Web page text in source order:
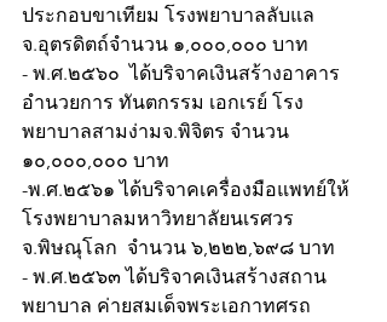
ประกอบขาเทียม โรงพยาบาลลับแล
จ.อุตรดิตถ์จำนวน ๑,๐๐๐,๐๐๐ บาท
- พ.ศ.๒๕๖๐  ได้บริจาคเงินสร้างอาคาร
อำนวยการ ทันตกรรม เอกเรย์ โรง
พยาบาลสามง่ามจ.พิจิตร จำนวน
๑๐,๐๐๐,๐๐๐ บาท
-พ.ศ.๒๕๖๑ ได้บริจาคเครื่องมือแพทย์ให้
โรงพยาบาลมหาวิทยาลัยนเรศวร
จ.พิษณุโลก  จำนวน ๖,๒๒๒,๖๙๘ บาท
- พ.ศ.๒๕๖๓ ได้บริจาคเงินสร้างสถาน
พยาบาล ค่ายสมเด็จพระเอกาทศรถ